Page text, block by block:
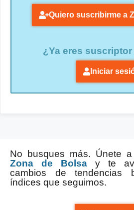
Quiero suscribirme a
¿Ya eres
Iniciar
No busques más. Únete
Zona de Bolsa y te
cambios de tendencias
índices que seguimos.